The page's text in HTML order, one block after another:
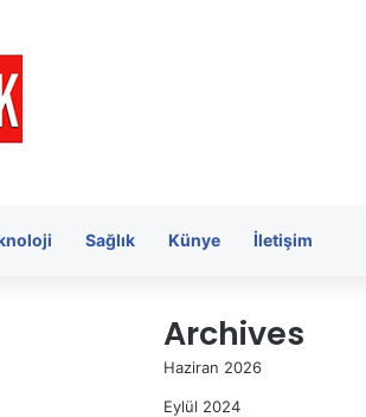
Sağlık Künye İletişim
Archives
Haziran 2026
Eylül 2024